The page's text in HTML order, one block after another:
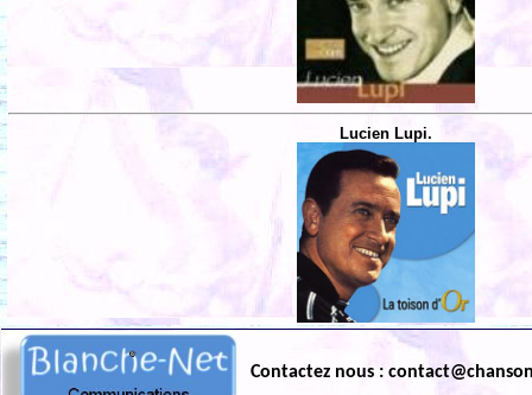
Lucien Lupi.
Contactez nous :